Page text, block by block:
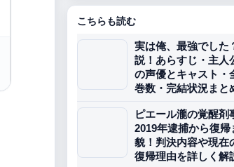
こちらも読む
実は俺、最強でした
説！あらすじ・主人
の声優とキャスト・
巻数・完結状況まと
ピエール瀧の覚醒剤
2019年逮捕から復帰
貌！判決内容や現在
復帰理由を詳しく解